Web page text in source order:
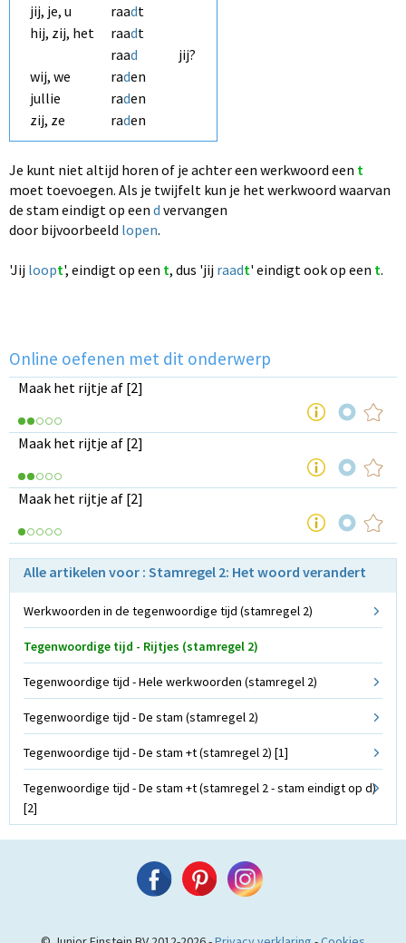
jij, je, u
raadt
hij, zij, het
raadt
raad
jij?
wij, we
raden
jullie
raden
zij, ze
raden
Je kunt niet altijd horen of je achter een werkwoord een t
moet toevoegen. Als je twijfelt kun je het werkwoord waarvan
de stam eindigt op een d vervangen
door bijvoorbeeld lopen.
'Jij loopt', eindigt op een t, dus 'jij raadt'eindigt ook op een t.
Online oefenen met dit onderwerp
Maak het rijtje af [2]
Maak het rijtje af [2]
Maak het rijtje af [2]
Alle artikelen voor : Stamregel 2: Het woord verandert
Werkwoorden in de tegenwoordige tijd (stamregel 2)
Tegenwoordige tijd - Rijtjes (stamregel 2)
Tegenwoordige tijd - Hele werkwoorden (stamregel 2)
Tegenwoordige tijd - De stam (stamregel 2)
Tegenwoordige tijd - De stam +t (stamregel 2) [1]
Tegenwoordige tijd - De stam +t (stamregel 2 - stam eindigt op d)
[2]